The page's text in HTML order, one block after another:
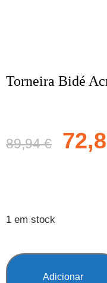
Torneira Bidé
89,94€
1 em stock
Adicionar